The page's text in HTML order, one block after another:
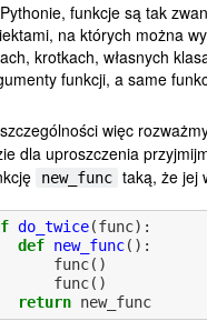
funkcje są tak
na których można
krotkach, własnych
funkcji, a same
więc
dla uproszczenia
new_func taką, że jej
do_twice(func):
def new_func():
func()
func()
return new_func